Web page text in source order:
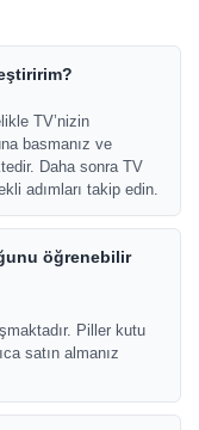
TV’nizin
basmanız ve
Daha sonra TV
adımları takip edin.
öğrenebilir
Piller kutu
satın almanız